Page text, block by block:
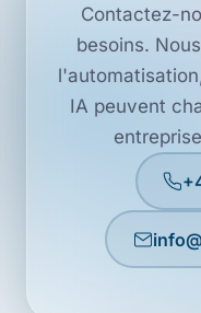
Contactez-
besoins.
IA peuvent